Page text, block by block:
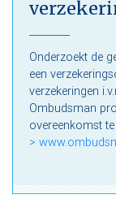
Onderzoekt de
een
verzekeringen
Ombudsman
overeenkomst
>